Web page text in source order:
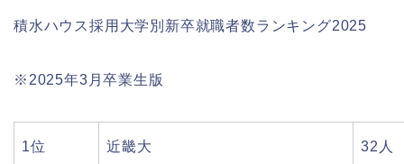
積水ハウス採用大学別新卒就職者数ランキング2025
※2025年3月卒業生版
1位 近畿大 32人